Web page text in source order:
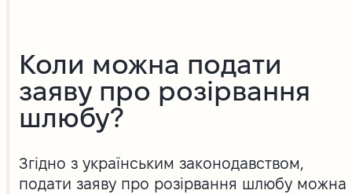
Коли можна подати
заяву про розірвання
шлюбу?
Згідно з українським законодавством,
подати заяву про розірвання шлюбу можна